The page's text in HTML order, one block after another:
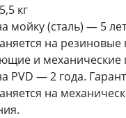
кг
мойку (сталь) — 5
на резиновые
и механические
PVD — 2 года.
на